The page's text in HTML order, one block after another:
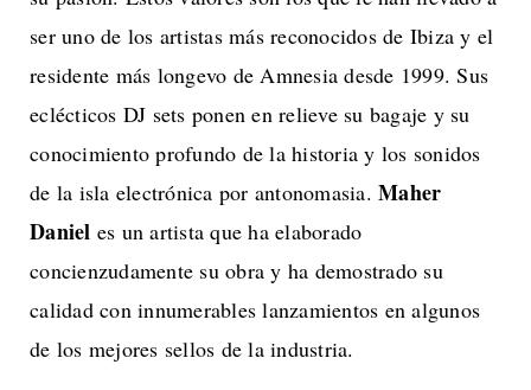
ser uno de los artistas más reconocidos de Ibiza y el
residente más longevo de Amnesia desde 1999. Sus
eclécticos DJ sets ponen en relieve su bagaje y su
conocimiento profundo de la historia y los sonidos
de la isla electrónica por antonomasia. Maher
Daniel es un artista que ha elaborado
concienzudamente su obra y ha demostrado su
calidad con innumerables lanzamientos en algunos
de los mejores sellos de la industria.